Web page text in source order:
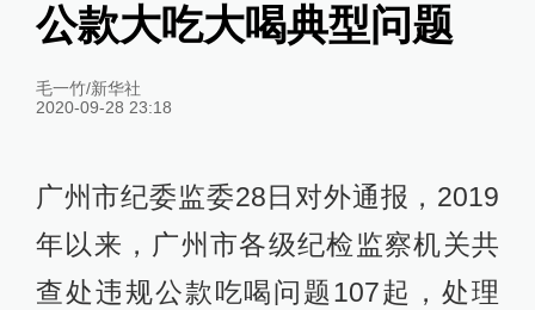
公款大吃大喝典型问题
毛一竹/新华社
2020-09-28 23:18
广州市纪委监委28日对外通报，2019
年以来，广州市各级纪检监察机关共
查处违规公款吃喝问题107起，处理